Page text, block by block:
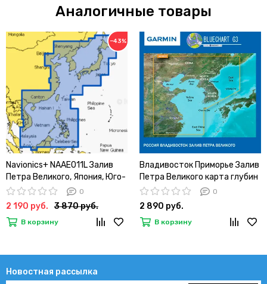
Аналогичные товары
−43%
Navionics+ NAAE011L Залив
Петра Великого, Япония, Юго-
Восточная Азия карта глубин
для Lowrance / Simrad /
Raymarine / Humminbird
0
2 190 руб. 3 870 руб.
В корзину
Владивосток Приморье Залив
Петра Великого карта глубин
для Garmin BlueChart G3
HAE002R (2022.50)
0
2 890 руб.
В корзину
Новостная рассылка